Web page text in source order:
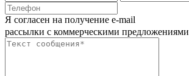
Я согласен на получение e-mail
рассылки с коммерческими предложениями